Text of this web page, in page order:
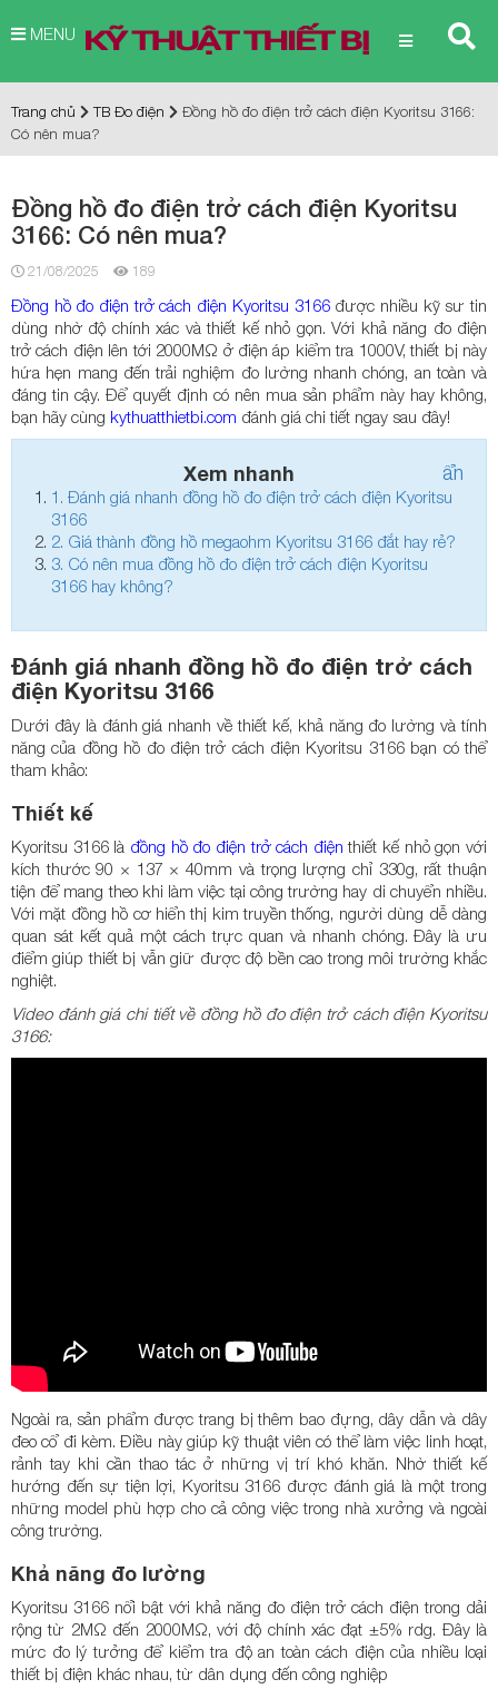
MENU
Trang chủ TB Đo điện
Đồng hồ đo điện trở cách điện Kyoritsu 3166:
Có nên mua?
Đồng hồ đo điện trở cách điện Kyoritsu
3166: Có nên mua?
21/08/2025 189
Đồng hồ đo điện trở cách điện Kyoritsu 3166được nhiều kỹ sư tin
dùng nhờ độ chính xác và thiết kế nhỏ gọn. Với khả năng đo điện
trở cách điện lên tới 2000MΩ ở điện áp kiểm tra 1000V, thiết bị này
hứa hẹn mang đến trải nghiệm đo lường nhanh chóng, an toàn và
đáng tin cậy. Để quyết định có nên mua sản phẩm này hay không,
bạn hãy cùng kythuatthietbi.com đánh giá chi tiết ngay sau đây!
Xem nhanh ẩn
1. Đánh giá nhanh đồng hồ đo điện trở cách điện Kyoritsu
3166
2. Giá thành đồng hồ megaohm Kyoritsu 3166 đắt hay rẻ?
3. Có nên mua đồng hồ đo điện trở cách điện Kyoritsu
3166 hay không?
Đánh giá nhanh đồng hồ đo điện trở cách
điện Kyoritsu 3166
Dưới đây là đánh giá nhanh về thiết kế, khả năng đo lường và tính
năng của đồng hồ đo điện trở cách điện Kyoritsu 3166 bạn có thể
tham khảo:
Thiết kế
Kyoritsu 3166 là đồng hồ đo điện trở cách điện thiết kế nhỏ gọn với
kích thước 90 × 137 × 40mm và trọng lượng chỉ 330g, rất thuận
tiện để mang theo khi làm việc tại công trường hay di chuyển nhiều.
Với mặt đồng hồ cơ hiển thị kim truyền thống, người dùng dễ dàng
quan sát kết quả một cách trực quan và nhanh chóng. Đây là ưu
điểm giúp thiết bị vẫn giữ được độ bền cao trong môi trường khắc
nghiệt.
Video đánh giá chi tiết về đồng hồ đo điện trở cách điện Kyoritsu
3166:
Ngoài ra, sản phẩm được trang bị thêm bao đựng, dây dẫn và dây
đeo cổ đi kèm. Điều này giúp kỹ thuật viên có thể làm việc linh hoạt,
rảnh tay khi cần thao tác ở những vị trí khó khăn. Nhờ thiết kế
hướng đến sự tiện lợi, Kyoritsu 3166 được đánh giá là một trong
những model phù hợp cho cả công việc trong nhà xưởng và ngoài
công trường.
Khả năng đo lường
Kyoritsu 3166 nổi bật với khả năng đo điện trở cách điện trong dải
rộng từ 2MΩ đến 2000MΩ, với độ chính xác đạt ±5% rdg. Đây là
mức đo lý tưởng để kiểm tra độ an toàn cách điện của nhiều loại
thiết bị điện khác nhau, từ dân dụng đến công nghiệp